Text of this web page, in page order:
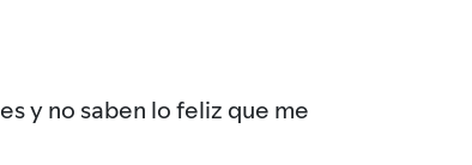
y no saben lo feliz que me